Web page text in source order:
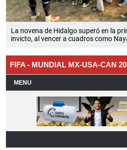
La novena de Hidalgo superó en la
invicto, al vencer a cuadros como